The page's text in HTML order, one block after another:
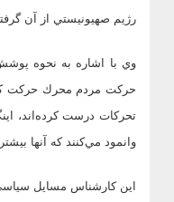
رژيم صهيونيستي از آن
وي با اشاره به نحوه پوشش
حركت مردم محرك حركت
وانمود مي‌كنند كه آنها
اين كارشناس مسايل